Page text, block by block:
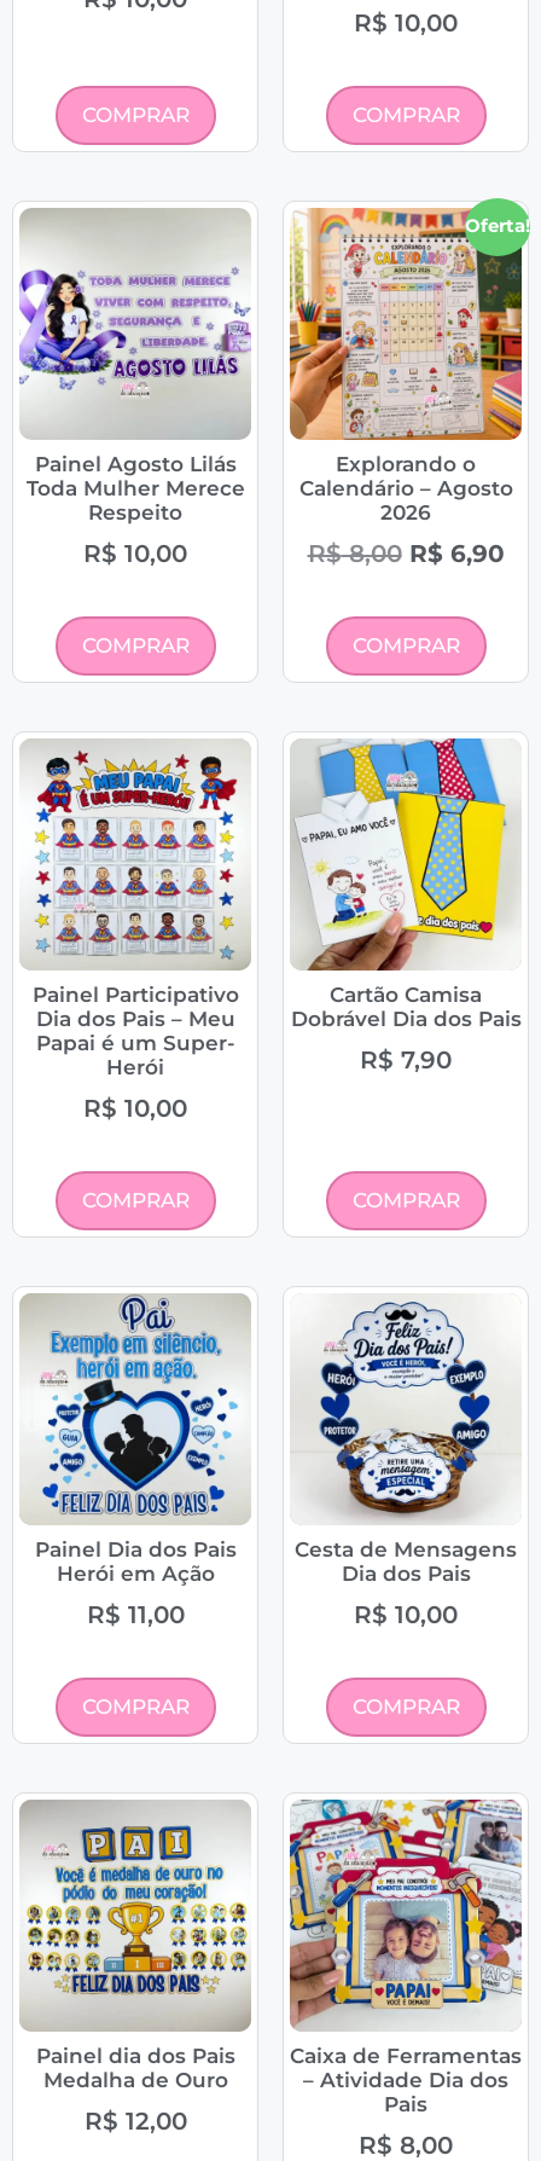
COMPRAR
R$ 10,00
COMPRAR
Painel Agosto Lilás
Toda Mulher Merece
Respeito
R$ 10,00
COMPRAR
Oferta!
Explorando o
Calendário – Agosto
2026
R$8,00 R$6,90
COMPRAR
Painel Participativo
Dia dos Pais – Meu
Papai é um Super-
Herói
R$ 10,00
COMPRAR
Cartão Camisa
Dobrável Dia dos Pais
R$ 7,90
COMPRAR
Painel Dia dos Pais
Herói em Ação
R$ 11,00
COMPRAR
Cesta de Mensagens
Dia dos Pais
R$ 10,00
COMPRAR
Painel dia dos Pais
Medalha de Ouro
R$ 12,00
Caixa de Ferramentas
– Atividade Dia dos
Pais
R$ 8,00